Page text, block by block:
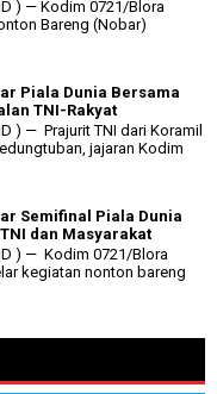
) — Kodim 0721/Blora
Bareng (Nobar)
Piala Dunia Bersama
TNI-Rakyat
) — Prajurit TNI dari Koramil
jajaran Kodim
Semifinal Piala Dunia
dan Masyarakat
) — Kodim 0721/Blora
kegiatan nonton bareng